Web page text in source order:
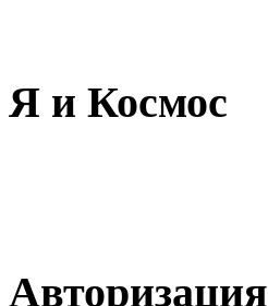
Я и Космос
Авторизация